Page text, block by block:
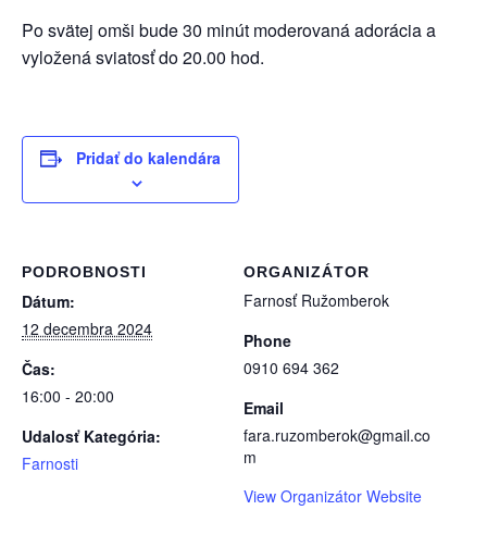
Po svätej omši bude 30 minút moderovaná adorácia a
vyložená sviatosť do 20.00 hod.
Pridať do kalendára
PODROBNOSTI
Dátum:
12 decembra 2024
Čas:
16:00 - 20:00
Udalosť Kategória:
Farnosti
ORGANIZÁTOR
Farnosť Ružomberok
Phone
0910 694 362
Email
fara.ruzomberok@gmail.co
m
View Organizátor Website